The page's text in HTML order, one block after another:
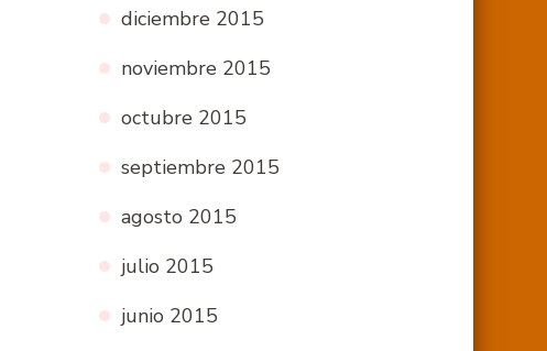
diciembre 2015
noviembre 2015
octubre 2015
septiembre 2015
agosto 2015
julio 2015
junio 2015